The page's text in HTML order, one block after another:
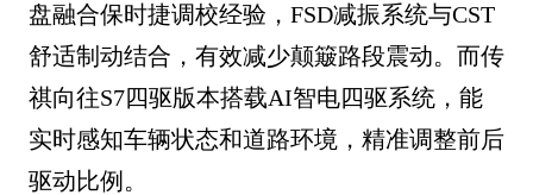
盘融合保时捷调校经验，FSD减振系统与CST
舒适制动结合，有效减少颠簸路段震动。而传
祺向往S7四驱版本搭载AI智电四驱系统，能
实时感知车辆状态和道路环境，精准调整前后
驱动比例。